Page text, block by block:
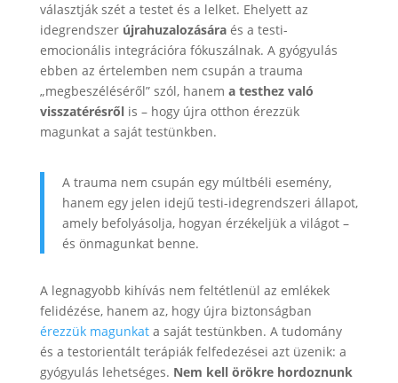
választják szét a testet és a lelket. Ehelyett az
idegrendszer újrahuzalozására és a testi-
emocionális integrációra fókuszálnak. A gyógyulás
ebben az értelemben nem csupán a trauma
„megbeszéléséről” szól, hanem a testhez való
visszatérésrőlis – hogy újra otthon érezzük
magunkat a saját testünkben.
A trauma nem csupán egy múltbéli esemény,
hanem egy jelen idejű testi-idegrendszeri állapot,
amely befolyásolja, hogyan érzékeljük a világot –
és önmagunkat benne.
A legnagyobb kihívás nem feltétlenül az emlékek
felidézése, hanem az, hogy újra biztonságban
érezzük magunkata saját testünkben. A tudomány
és a testorientált terápiák felfedezései azt üzenik: a
gyógyulás lehetséges. Nem kell örökre hordoznunk